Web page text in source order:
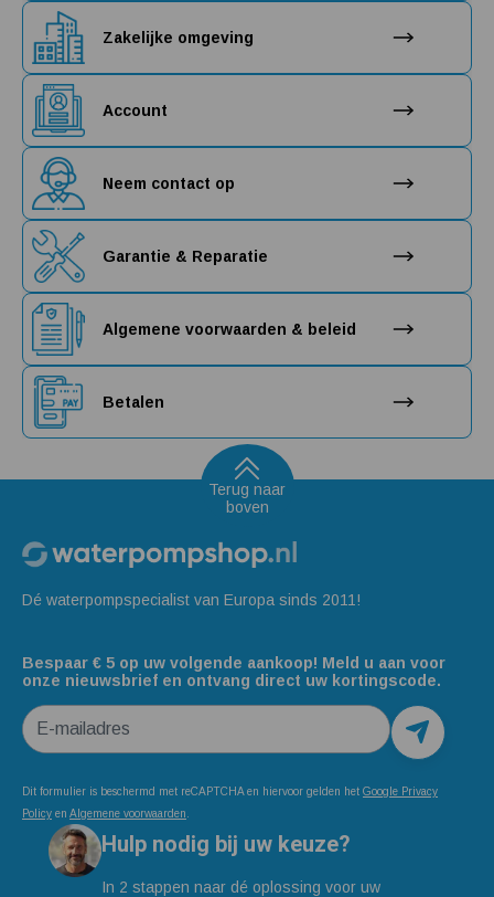
Zakelijke omgeving
Account
Neem contact op
Garantie & Reparatie
Algemene voorwaarden & beleid
Betalen
Terug naar
boven
Dé waterpompspecialist van Europa sinds 2011!
Bespaar € 5 op uw volgende aankoop! Meld u aan voor
onze nieuwsbrief en ontvang direct uw kortingscode.
E-mailadres
Dit formulier is beschermd met reCAPTCHA en hiervoor gelden het Google Privacy
Policy en Algemene voorwaarden
Hulp nodig bij uw keuze?
In 2 stappen naar dé oplossing voor uw